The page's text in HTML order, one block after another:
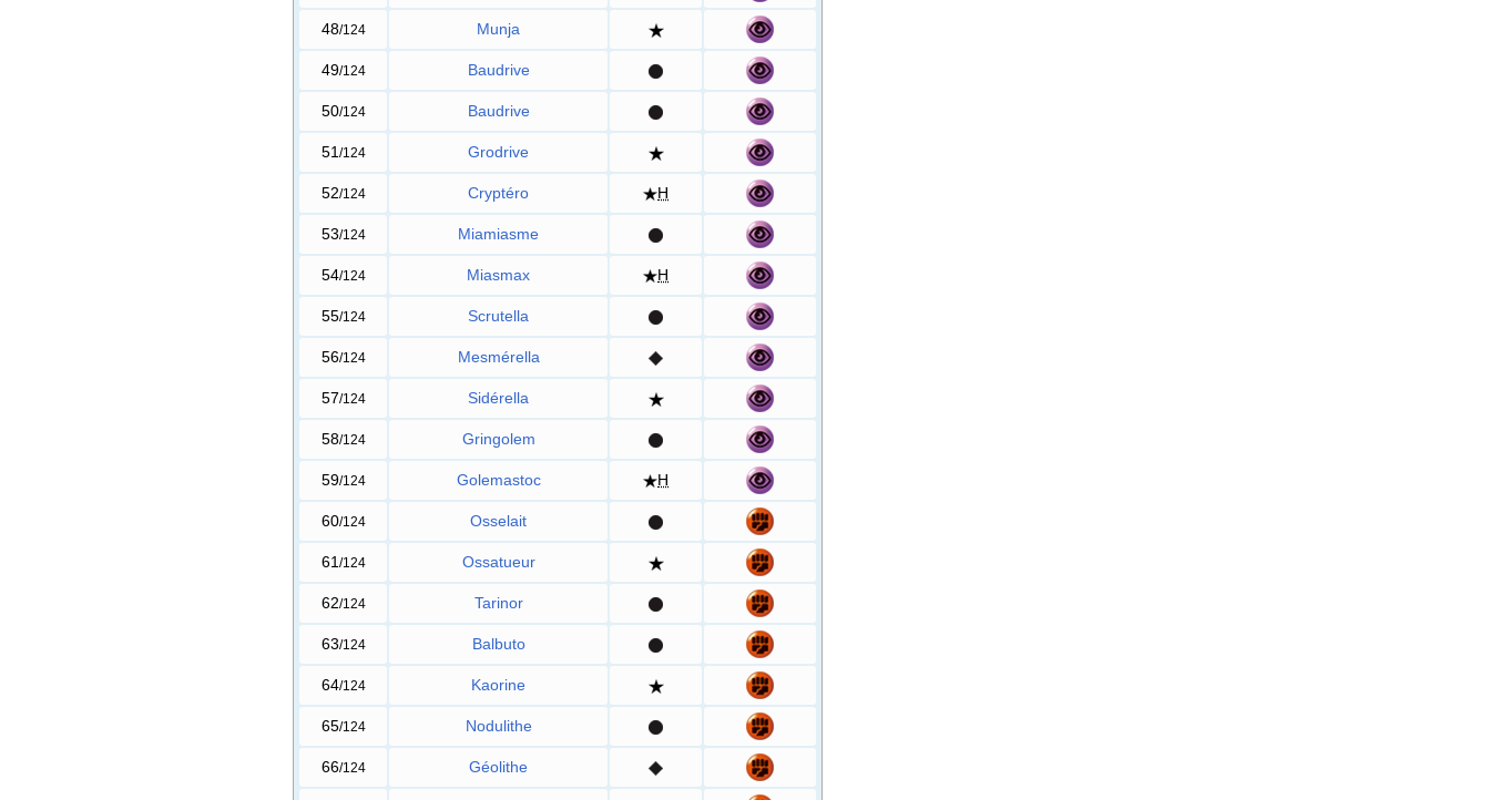
48/124 Munja
49/124 Baudrive
50/124 Baudrive
51 /124 Grodrive
52/124 Cryptéro H
53/124 Miamiasme
54/124 Miasmax H
55/124 Scrutella
56/124 Mesmérella
57/124 Sidérella
58/124 Gringolem
59/124 Golemastoc H
60/124 Osselait
61 /124 Ossatueur
62/124 Tarinor
63/124 Balbuto
64/124 Kaorine
65/124 Nodulithe
66/124 Géolithe